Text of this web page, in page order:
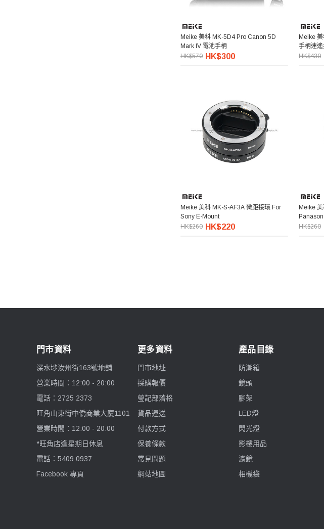
Meike 美科 MK-5D4 Pro Canon 5D
Mark IV 電池手柄
HK$570 HK$300
Meike
手柄連
HK$430
Meike 美科 MK-S-AF3A 微距接環 For
Sony E-Mount
HK$260 HK$220
Meike 美科
HK$260
門市資料
深水埗汝州街163號地舖
營業時間：12:00 - 20:00
電話：2725 2373
旺角山東街中僑商業大廈1101
營業時間：12:00 - 20:00
*旺角店逢星期日休息
電話：5409 0937
Facebook 專頁
更多資料
門市地址
採購報價
瑩記部落格
貨品運送
付款方式
保養條款
常見問題
網站地圖
產品目錄
防潮箱
鏡頭
腳架
LED燈
閃光燈
影樓用品
濾鏡
相機袋